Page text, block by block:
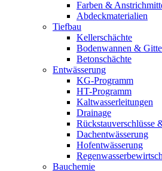
Farben &
Abdeckmaterialien
Tiefbau
Kellerschächte
Bodenwannen &
Betonschächte
Entwässerung
KG-Programm
HT-Programm
Kaltwasserleitungen
Drainage
Rückstauverschlüsse
Dachentwässerung
Hofentwässerung
Bauchemie